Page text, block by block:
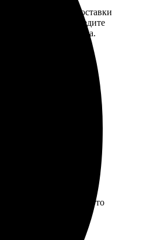
выберите способ доставки
есть промокод, введите
поле для промокода.
но под рамку это